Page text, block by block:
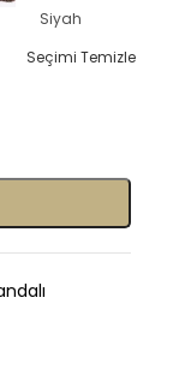
Siyah
Seçimi Temizle